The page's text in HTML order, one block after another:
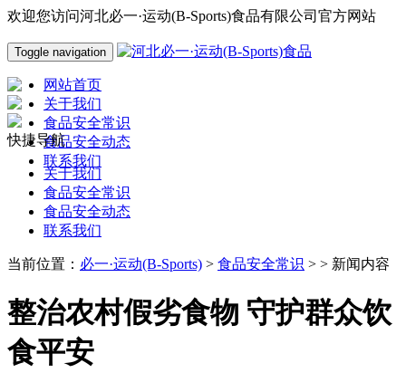
欢迎您访问河北必一·运动(B-Sports)食品有限公司官方网站
Toggle navigation
网站首页
关于我们
食品安全常识
食品安全动态
联系我们
快捷导航
关于我们
食品安全常识
食品安全动态
联系我们
当前位置： 必一·运动(B-Sports) > 食品安全常识 > > 新闻内容
整治农村假劣食物 守护群众饮
食平安